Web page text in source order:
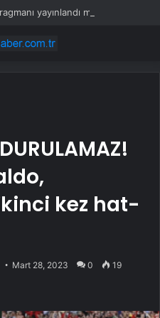
yayınlandı mı?
kez hat-
Mart 28, 2023 0 19